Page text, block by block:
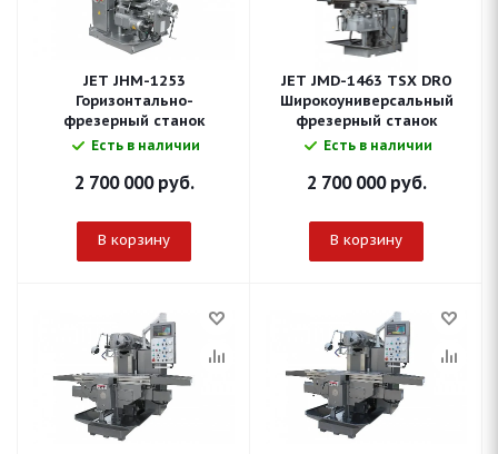
JET JHM-1253
Горизонтально-
фрезерный станок
Есть в наличии
2 700 000руб.
В корзину
JET JMD-1463 TSX DRO
Широкоуниверсальный
фрезерный станок
Есть в наличии
2 700 000руб.
В корзину